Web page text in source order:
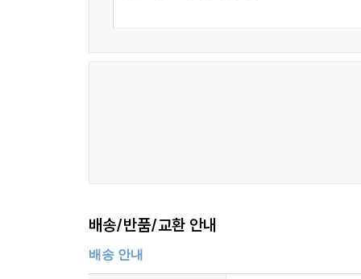
1심에서 법원은 그를 살인범으로 지목했다. 하지
만 대법원에서 판결은 뒤집어졌다. 대법원은 검찰
배송/반품/교환 안내
배송 안내